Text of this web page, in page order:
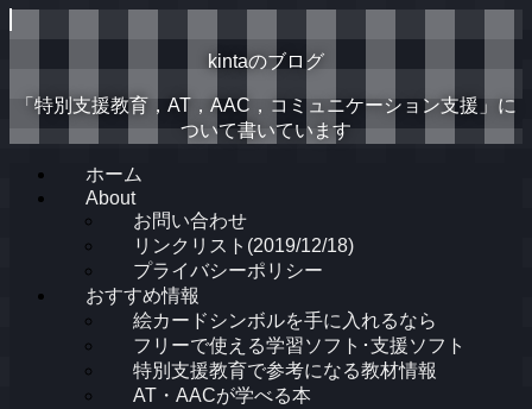
kintaのブログ
「特別支援教育，AT，AAC，コミュニケーション支援」に
ついて書いています
ホーム
About
お問い合わせ
リンクリスト(2019/12/18)
プライバシーポリシー
おすすめ情報
絵カードシンボルを手に入れるなら
フリーで使える学習ソフト･支援ソフト
特別支援教育で参考になる教材情報
AT・AACが学べる本